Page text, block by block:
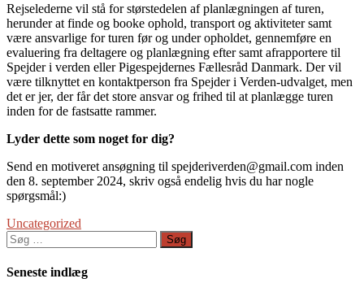
Rejselederne vil stå for størstedelen af planlægningen af turen,
herunder at finde og booke ophold, transport og aktiviteter samt
være ansvarlige for turen før og under opholdet, gennemføre en
evaluering fra deltagere og planlægning efter samt afrapportere til
Spejder i verden eller Pigespejdernes Fællesråd Danmark. Der vil
være tilknyttet en kontaktperson fra Spejder i Verden-udvalget, men
det er jer, der får det store ansvar og frihed til at planlægge turen
inden for de fastsatte rammer.
Lyder dette som noget for dig?
Send en motiveret ansøgning til spejderiverden@gmail.com inden
den 8. september 2024, skriv også endelig hvis du har nogle
spørgsmål:)
Uncategorized
Søg
efter:
Seneste indlæg